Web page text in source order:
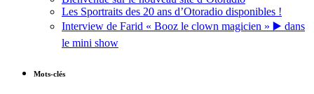
Les Sportraits des 20 ans d’Otoradio disponibles !
Interview de Farid « Booz le clown magicien » ▶️ dans
le mini show
Mots-clés